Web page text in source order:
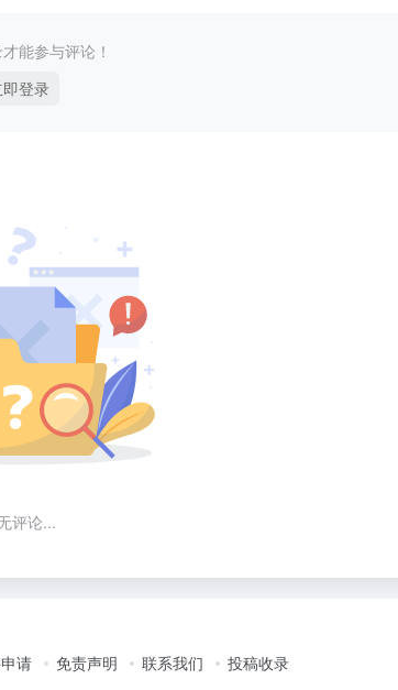
能参与评论！
即登录
评论...
请 免责声明 联系我们 投稿收录